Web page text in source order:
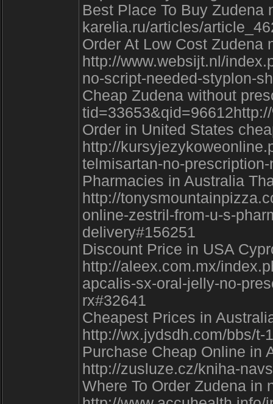
Best Place To Buy Zudena
karelia.ru/articles/
Order At Low Cost Zudena
http://www.websijt.nl/
no-script-needed-styplon-
Cheap Zudena without
Order in United States
http://
telmisartan-no-
Pharmacies in Australia
http://
online-zestril-from-u-s-
delivery#156251
Discount Price in USA
http://aleex.com.mx/
apcalis-sx-oral-jelly-no-
rx#32641
Cheapest Prices in
http://wx.jydsdh.com/bbs/t-
Purchase Cheap Online in
http://zusluze.cz/kniha-
Where To Order Zudena in